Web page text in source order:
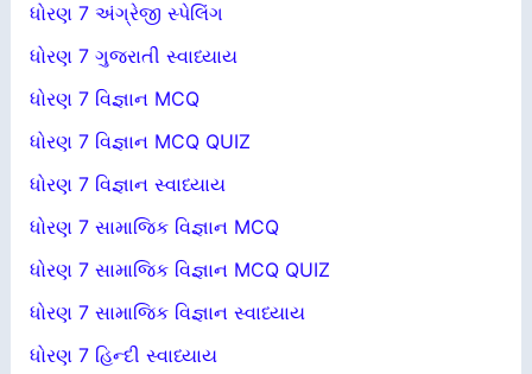
ધોરણ 7 અંગ્રેજી સ્પેલિંગ
ધોરણ 7 ગુજરાતી સ્વાધ્યાય
ધોરણ 7 વિજ્ઞાન MCQ
ધોરણ 7 વિજ્ઞાન MCQ QUIZ
ધોરણ 7 વિજ્ઞાન સ્વાધ્યાય
ધોરણ 7 સામાજિક વિજ્ઞાન MCQ
ધોરણ 7 સામાજિક વિજ્ઞાન MCQ QUIZ
ધોરણ 7 સામાજિક વિજ્ઞાન સ્વાધ્યાય
ધોરણ 7 હિન્દી સ્વાધ્યાય